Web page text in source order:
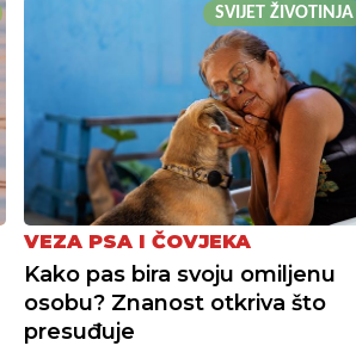
SVIJET ŽIVOTINJA
VEZA PSA I ČOVJEKA
Kako pas bira svoju omiljenu
osobu? Znanost otkriva što
presuđuje